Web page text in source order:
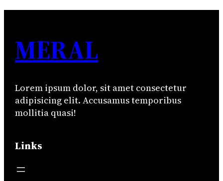
MERAL
Lorem ipsum dolor, sit amet consectetur
adipisicing elit. Accusamus temporibus
mollitia quasi!
Links